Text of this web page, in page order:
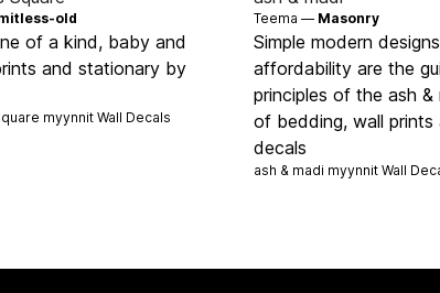
old
of a kind, baby and
and stationary by
myynnitWall Decals
Teema — Masonry
Simple modern
affordability are the
principles of the ash &
of bedding, wall prints
decals
ash & madi myynnit Wall